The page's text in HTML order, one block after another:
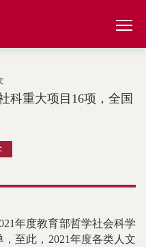
科重大项目16项，全国
年度教育部哲学社会科学
至此，2021年度各类人文